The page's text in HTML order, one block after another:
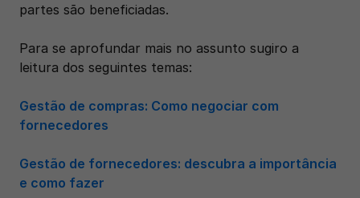
partes são beneficiadas.
Para se aprofundar mais no assunto sugiro a
leitura dos seguintes temas:
Gestão de compras: Como negociar com
fornecedores
Gestão de fornecedores: descubra a importância
e como fazer